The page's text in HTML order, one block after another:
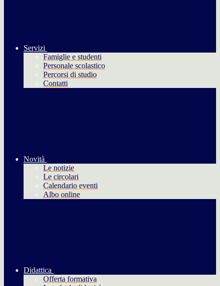
Servizi
Famiglie e studenti
Personale scolastico
Percorsi di studio
Contatti
Novità
Le notizie
Le circolari
Calendario eventi
Albo online
Didattica
Offerta formativa